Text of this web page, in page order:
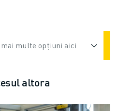
Industrii
multe opțiuni aici
altora